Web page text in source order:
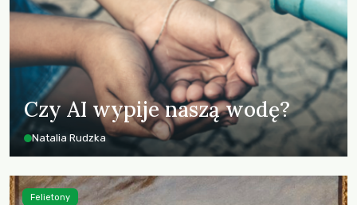
Czy AI wypije naszą wodę?
Natalia Rudzka
Felietony